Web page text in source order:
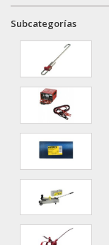
Subcategorías